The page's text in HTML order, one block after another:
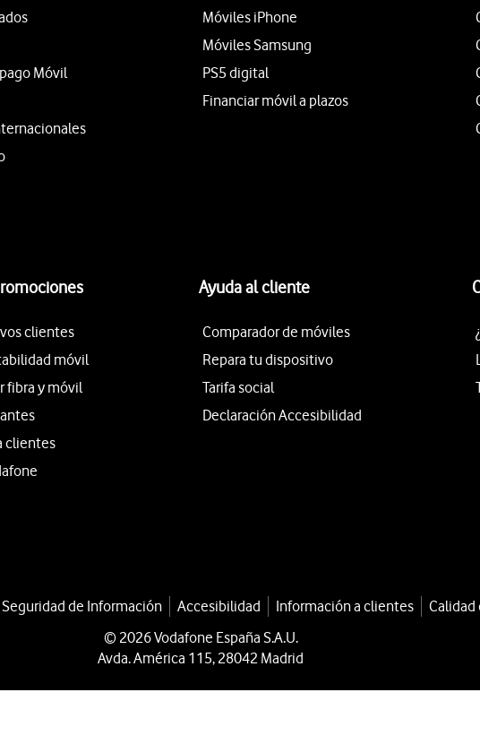
Móvil
Móviles iPhone
Móviles Samsung
PS5 digital
Financiar móvil a plazos
clientes
móvil
fibra y móvil
clientes
Ayuda al cliente
Comparador de móviles
Repara tu dispositivo
Tarifa social
Declaración Accesibilidad
de Información Accesibilidad Información a clientes Calidad
© 2026 Vodafone España S.A.U.
Avda. América 115, 28042 Madrid